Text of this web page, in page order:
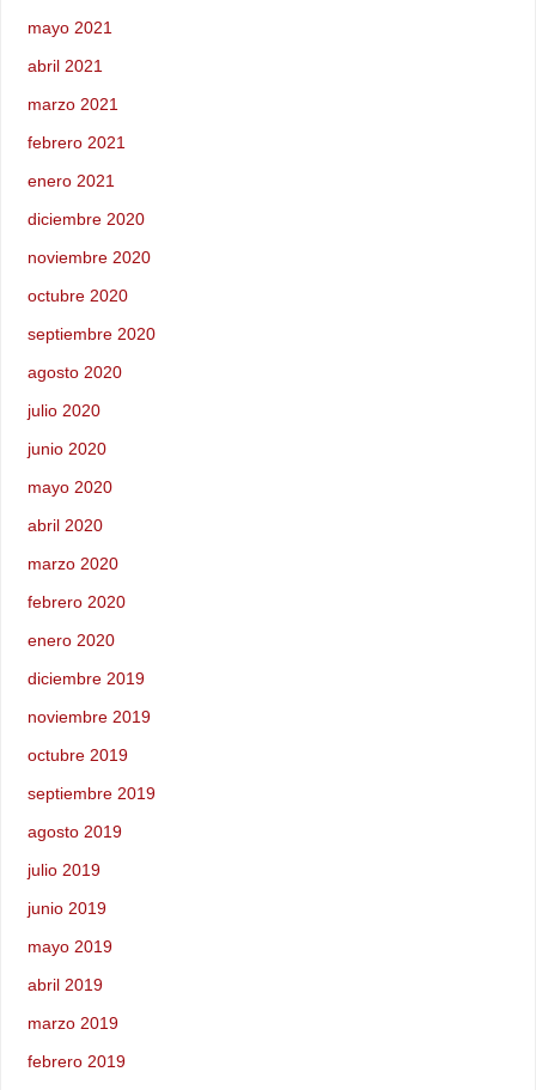
mayo 2021
abril 2021
marzo 2021
febrero 2021
enero 2021
diciembre 2020
noviembre 2020
octubre 2020
septiembre 2020
agosto 2020
julio 2020
junio 2020
mayo 2020
abril 2020
marzo 2020
febrero 2020
enero 2020
diciembre 2019
noviembre 2019
octubre 2019
septiembre 2019
agosto 2019
julio 2019
junio 2019
mayo 2019
abril 2019
marzo 2019
febrero 2019